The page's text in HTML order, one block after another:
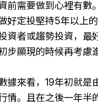
前需要做到心裡有數
好定投堅持5年以上的
資者或趨勢投資，最
步顯現的時候再考慮
據來看，19年初就是
情。且在之後一年半